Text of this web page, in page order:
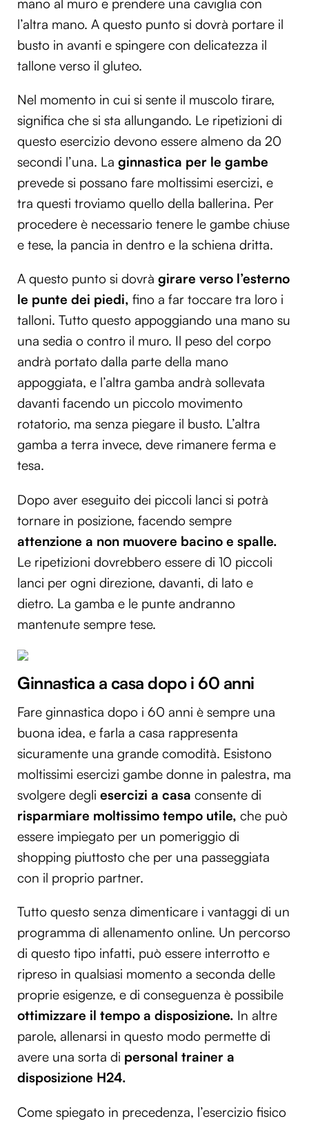
mano al muro e prendere una caviglia con
l’altra mano. A questo punto si dovrà portare il
busto in avanti e spingere con delicatezza il
tallone verso il gluteo.
Nel momento in cui si sente il muscolo tirare,
significa che si sta allungando. Le ripetizioni di
questo esercizio devono essere almeno da 20
secondi l’una. La ginnastica per le gambe
prevede si possano fare moltissimi esercizi, e
tra questi troviamo quello della ballerina. Per
procedere è necessario tenere le gambe chiuse
e tese, la pancia in dentro e la schiena dritta.
A questo punto si dovrà girare verso l’esterno
le punte dei piedi, fino a far toccare tra loro i
talloni. Tutto questo appoggiando una mano su
una sedia o contro il muro. Il peso del corpo
andrà portato dalla parte della mano
appoggiata, e l’altra gamba andrà sollevata
davanti facendo un piccolo movimento
rotatorio, ma senza piegare il busto. L’altra
gamba a terra invece, deve rimanere ferma e
tesa.
Dopo aver eseguito dei piccoli lanci si potrà
tornare in posizione, facendo sempre
attenzione a non muovere bacino e spalle.
Le ripetizioni dovrebbero essere di 10 piccoli
lanci per ogni direzione, davanti, di lato e
dietro. La gamba e le punte andranno
mantenute sempre tese.
Ginnastica a casa dopo i 60 anni
Fare ginnastica dopo i 60 anni è sempre una
buona idea, e farla a casa rappresenta
sicuramente una grande comodità. Esistono
moltissimi esercizi gambe donne in palestra, ma
svolgere degli esercizi a casa consente di
risparmiare moltissimo tempo utile, che può
essere impiegato per un pomeriggio di
shopping piuttosto che per una passeggiata
con il proprio partner.
Tutto questo senza dimenticare i vantaggi di un
programma di allenamento online. Un percorso
di questo tipo infatti, può essere interrotto e
ripreso in qualsiasi momento a seconda delle
proprie esigenze, e di conseguenza è possibile
ottimizzare il tempo a disposizione. In altre
parole, allenarsi in questo modo permette di
avere una sorta di personal trainer a
disposizione H24.
Come spiegato in precedenza, l’esercizio fisico